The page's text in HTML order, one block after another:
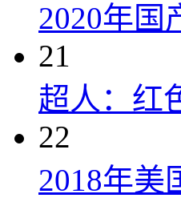
2020年国
21
超人：红
22
2018年美